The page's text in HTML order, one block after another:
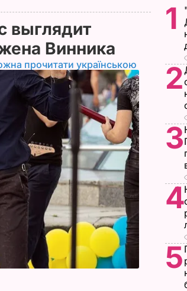
выглядит
Винника
прочитати українською
1
2
3
4
5